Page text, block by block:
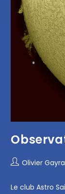
Olivier
Le club Astro